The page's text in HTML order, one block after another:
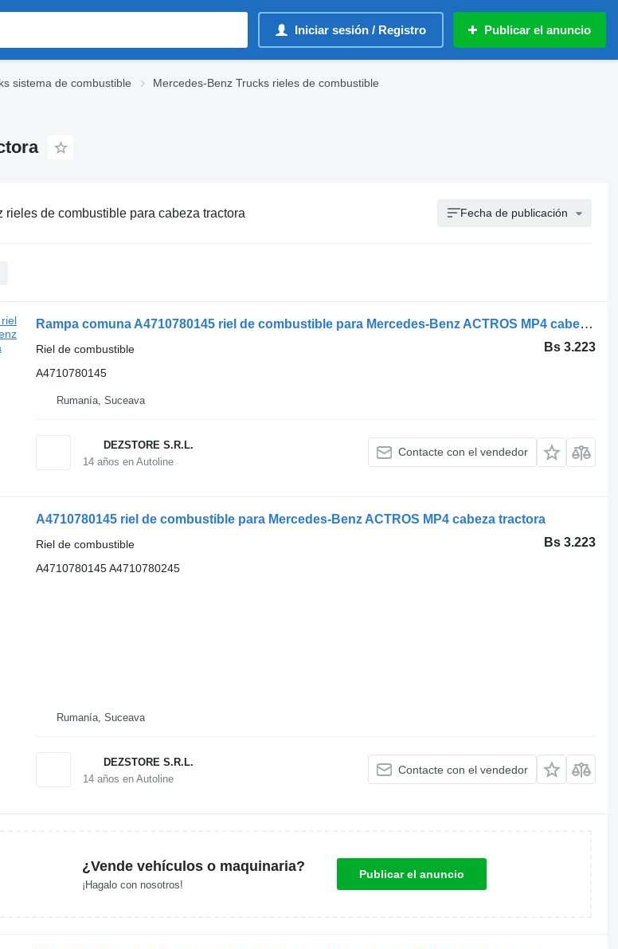
Iniciar sesión / Registro Publicar el anuncio
sistema de combustible
Mercedes-Benz Trucks rieles de combustible
rieles de combustible para cabeza tractora Fecha de publicación
Rampa comuna A4710780145 riel de combustible para Mercedes-Benz ACTROS MP4 cabeza tractora
Bs 3.223
Riel de combustible
A4710780145
Rumanía, Suceava
DEZSTORE S.R.L.
14años en Autoline
Contacte con el vendedor
A4710780145 riel de combustible para Mercedes-Benz ACTROS MP4 cabeza tractora
Bs 3.223
Riel de combustible
A4710780145 A4710780245
Rumanía, Suceava
DEZSTORE S.R.L.
14años en Autoline
Contacte con el vendedor
¿Vende vehículos o maquinaria?
¡Hagalo con nosotros!
Publicar el anuncio